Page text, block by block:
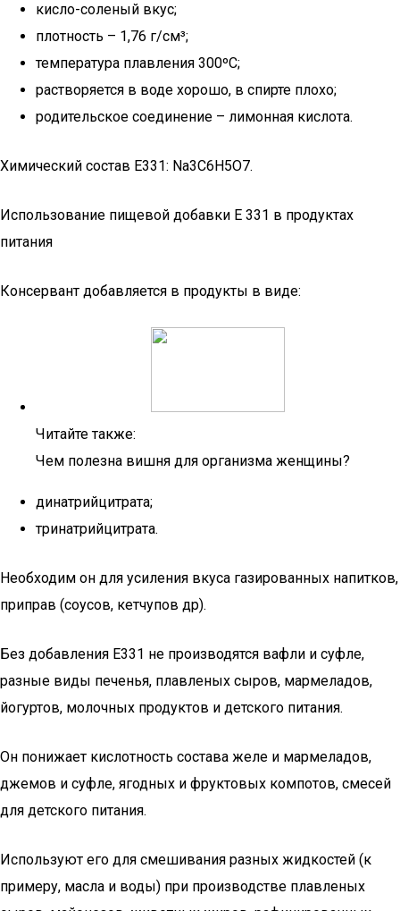
кисло-соленый вкус;
плотность – 1,76 г/см³;
температура плавления 300ºC;
растворяется в воде хорошо, в спирте плохо;
родительское соединение – лимонная кислота.
Химический состав Е331: Na3C6H5O7.
Использование пищевой добавки Е 331 в продуктах
питания
Консервант добавляется в продукты в виде:
Читайте также:
Чем полезна вишня для организма женщины?
динатрийцитрата;
тринатрийцитрата.
Необходим он для усиления вкуса газированных напитков,
приправ (соусов, кетчупов др).
Без добавления Е331 не производятся вафли и суфле,
разные виды печенья, плавленых сыров, мармеладов,
йогуртов, молочных продуктов и детского питания.
Он понижает кислотность состава желе и мармеладов,
джемов и суфле, ягодных и фруктовых компотов, смесей
для детского питания.
Используют его для смешивания разных жидкостей (к
примеру, масла и воды) при производстве плавленых